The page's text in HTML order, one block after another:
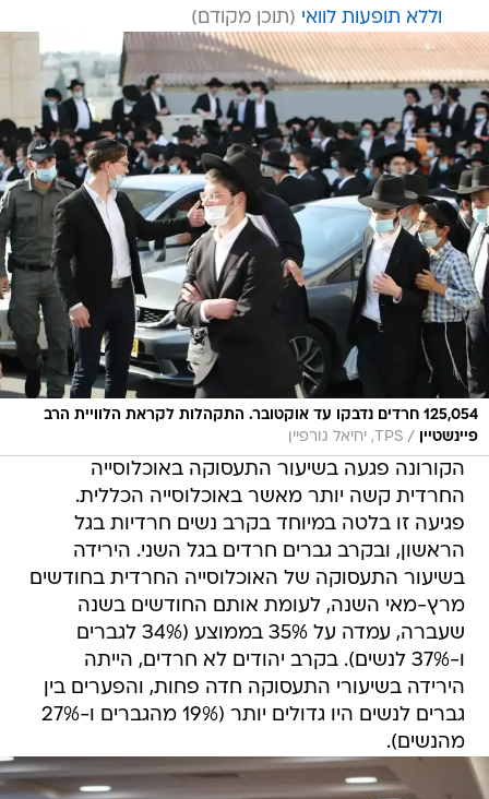
וללא תופעות לוואי
125,054 חרדים נדבקו עד אוקטובר. התקהלות לקראת הלוויית הרב
פיינשטיין
/ TPS, יחיאל גורפיין
הקורונה פגעה בשיעור התעסוקה באוכלוסייה
החרדית קשה יותר מאשר באוכלוסייה הכללית.
פגיעה זו בלטה במיוחד בקרב נשים חרדיות בגל
הראשון, ובקרב גברים חרדים בגל השני. הירידה
בשיעור התעסוקה של האוכלוסייה החרדית בחודשים
מרץ-מאי השנה, לעומת אותם החודשים בשנה
שעברה, עמדה על 35% בממוצע (34% לגברים
ו-37% לנשים). בקרב יהודים לא חרדים, הייתה
הירידה בשיעורי התעסוקה חדה פחות, והפערים בין
גברים לנשים היו גדולים יותר (19% מהגברים ו-27%
מהנשים).